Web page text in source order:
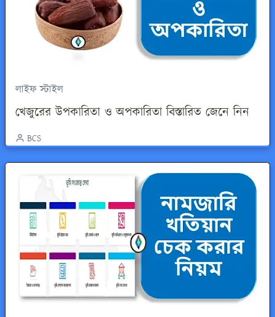
লাইফ স্টাইল
খেজুরের উপকারিতা ও অপকারিতা বিস্তারিত জেনে নিন
BCS